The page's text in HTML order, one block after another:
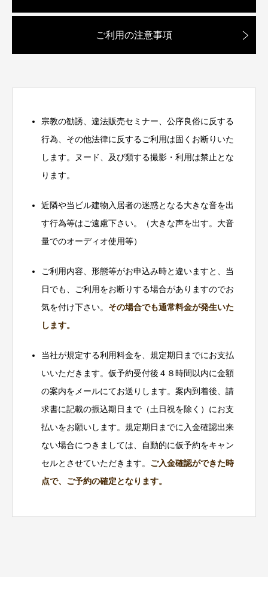
ご利用の注意事項
宗教の勧誘、違法販売セミナー、公序良俗に反する
行為、その他法律に反するご利用は固くお断りいた
します。ヌード、及び類する撮影・利用は禁止とな
ります。
近隣や当ビル建物入居者の迷惑となる大きな音を出
す行為等はご遠慮下さい。（大きな声を出す。大音
量でのオーディオ使用等）
ご利用内容、形態等がお申込み時と違いますと、当
日でも、ご利用をお断りする場合がありますのでお
気を付け下さい。 その場合でも通常料金が発生いた
します。
当社が規定する利用料金を、規定期日までにお支払
いいただきます。仮予約受付後４８時間以内に金額
の案内をメールにてお送りします。案内到着後、請
求書に記載の振込期日まで（土日祝を除く）にお支
払いをお願いします。規定期日までに入金確認出来
ない場合につきましては、自動的に仮予約をキャン
セルとさせていただきます。 ご入金確認ができた時
点で、ご予約の確定となります。